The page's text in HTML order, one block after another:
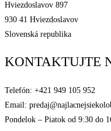
Hviezdoslavov 897
930 41 Hviezdoslavov
Slovenská republika
KONTAKTUJTE
Telefón: +421 949 105 952
Email:
Pondelok – Piatok od 9:30 do